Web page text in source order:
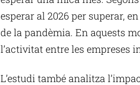
esperar al 2026 per superar,
de la pandèmia. En aquests
l’activitat entre les empreses
L’estudi també analitza